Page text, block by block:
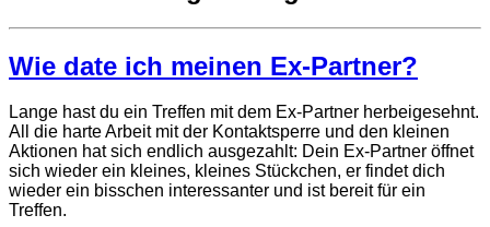
Wie date ich meinen Ex-Partner?
Lange hast du ein Treffen mit dem Ex-Partner herbeigesehnt.
All die harte Arbeit mit der Kontaktsperre und den kleinen
Aktionen hat sich endlich ausgezahlt: Dein Ex-Partner öffnet
sich wieder ein kleines, kleines Stückchen, er findet dich
wieder ein bisschen interessanter und ist bereit für ein
Treffen.